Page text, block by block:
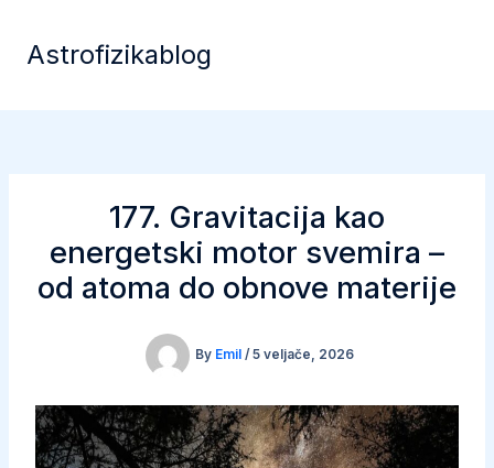
contentAstrofizikablog
177. Gravitacija kao
energetski motor svemira –
od atoma do obnove materije
By Emil / 5 veljače, 2026